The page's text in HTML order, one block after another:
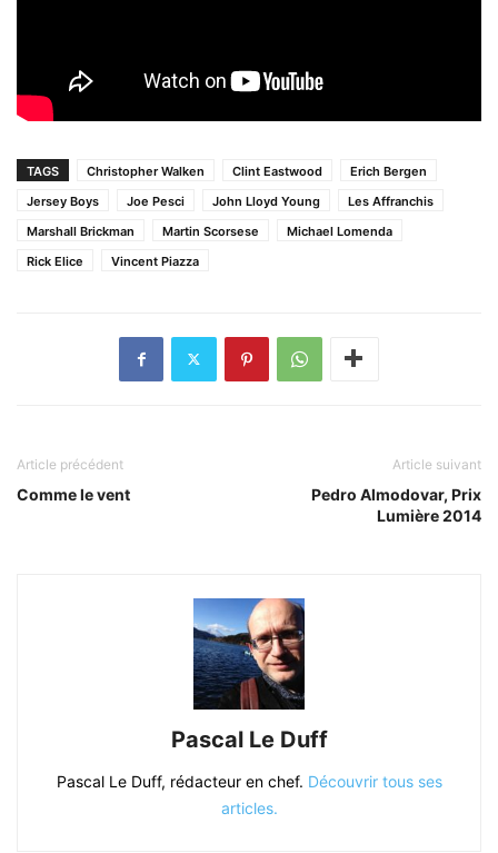
TAGS Christopher Walken Clint Eastwood
Erich Bergen
Jersey Boys
Joe Pesci John Lloyd Young
Les Affranchis
Marshall Brickman
Martin Scorsese
Michael Lomenda
Rick Elice
Vincent Piazza
Article précédent
Comme le vent
Article suivant
Pedro Almodovar, Prix
Lumière 2014
Pascal Le Duff
Pascal Le Duff, rédacteur en chef. Découvrir tous ses
articles.